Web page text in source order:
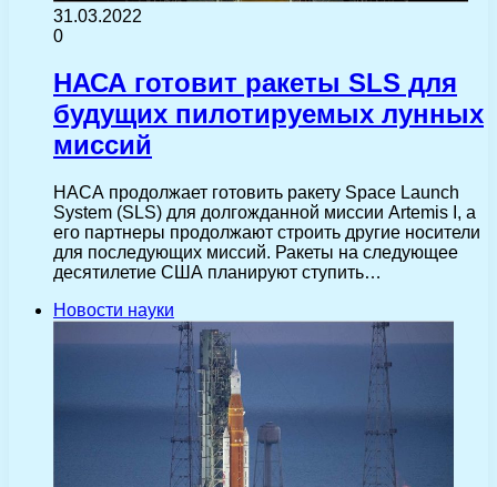
31.03.2022
0
НАСА готовит ракеты SLS для
будущих пилотируемых лунных
миссий
НАСА продолжает готовить ракету Space Launch
System (SLS) для долгожданной миссии Artemis I, а
его партнеры продолжают строить другие носители
для последующих миссий. Ракеты на следующее
десятилетие США планируют ступить…
Новости науки